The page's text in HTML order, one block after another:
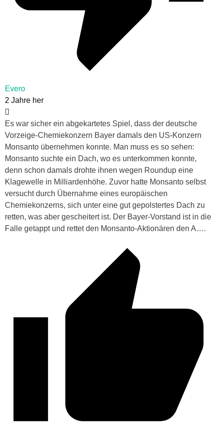
Evero
2 Jahre her
Es war sicher ein abgekartetes Spiel, dass der deutsche
Vorzeige-Chemiekonzern Bayer damals den US-Konzern
Monsanto übernehmen konnte. Man muss es so sehen:
Monsanto suchte ein Dach, wo es unterkommen konnte,
denn schon damals drohte ihnen wegen Roundup eine
Klagewelle in Milliardenhöhe. Zuvor hatte Monsanto selbst
versucht durch Übernahme eines europäischen
Chemiekonzerns, sich unter eine gut gepolstertes Dach zu
retten, was aber gescheitert ist. Der Bayer-Vorstand ist in die
Falle getappt und rettet den Monsanto-Aktionären den A….